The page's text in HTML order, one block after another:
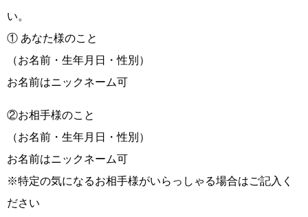
い。
① あなた様のこと
（お名前・生年月日・性別）
お名前はニックネーム可
②お相手様のこと
（お名前・生年月日・性別）
お名前はニックネーム可
※特定の気になるお相手様がいらっしゃる場合はご記入く
ださい